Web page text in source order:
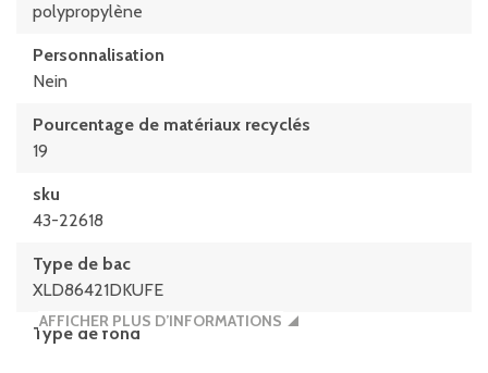
polypropylène
Personnalisation
Nein
Pourcentage de matériaux recyclés
19
sku
43-22618
Type de bac
XLD86421DKUFE
Type de fond
AFFICHER PLUS D’INFORMATIONS